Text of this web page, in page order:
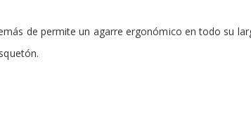
de permite un agarre ergonómico en todo su